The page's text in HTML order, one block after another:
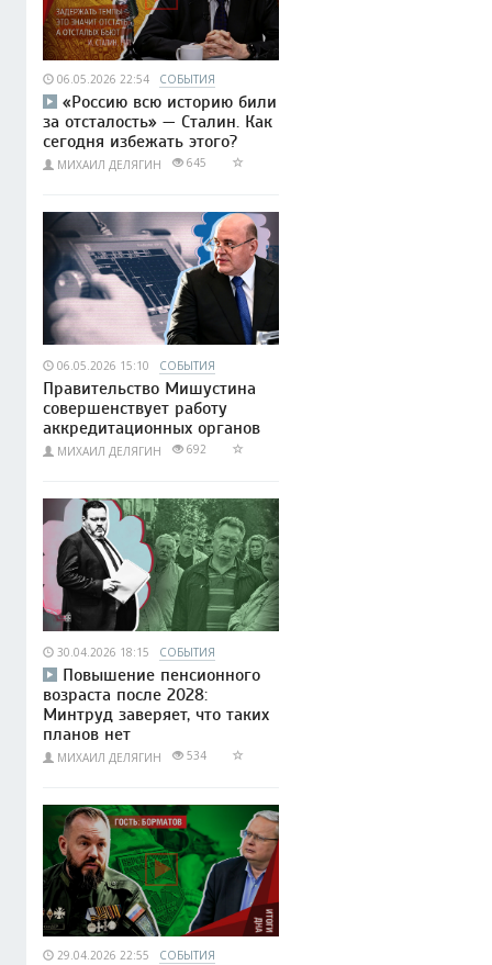
06.05.2026 22:54 СОБЫТИЯ
«Россию всю историю били
за отсталость» — Сталин. Как
сегодня избежать этого?
МИХАИЛ ДЕЛЯГИН 645
06.05.2026 15:10 СОБЫТИЯ
Правительство Мишустина
совершенствует работу
аккредитационных органов
МИХАИЛ ДЕЛЯГИН 692
30.04.2026 18:15 СОБЫТИЯ
Повышение пенсионного
возраста после 2028:
Минтруд заверяет, что таких
планов нет
МИХАИЛ ДЕЛЯГИН 534
29.04.2026 22:55 СОБЫТИЯ